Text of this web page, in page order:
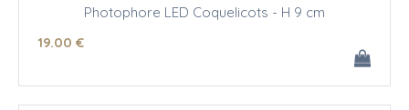
Photophore LED Coquelicots - H 9 cm
19.00 €